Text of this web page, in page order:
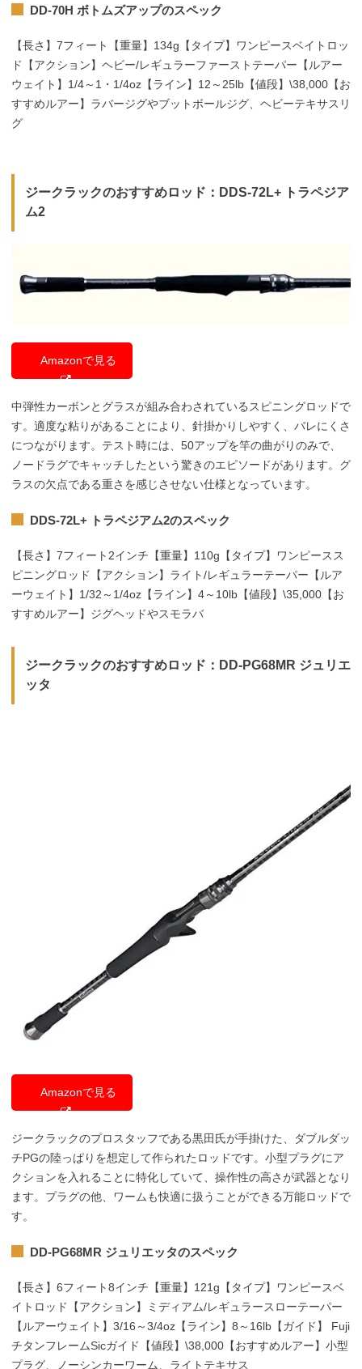
DD-70H ボトムズアップのスペック
【長さ】7フィート【重量】134g【タイプ】ワンピースベイトロッ
ド【アクション】ヘビー/レギュラーファーストテーパー【ルアー
ウェイト】1/4～1・1/4oz【ライン】12～25lb【値段】\38,000【お
すすめルアー】ラバージグやブットボールジグ、ヘビーテキサスリ
グ
ジークラックのおすすめロッド：DDS-72L+ トラペジア
ム2
Amazonで見る
中弾性カーボンとグラスが組み合わされているスピニングロッドで
す。適度な粘りがあることにより、針掛かりしやすく、バレにくさ
につながります。テスト時には、50アップを竿の曲がりのみで、
ノードラグでキャッチしたという驚きのエピソードがあります。グ
ラスの欠点である重さを感じさせない仕様となっています。
DDS-72L+ トラペジアム2のスペック
【長さ】7フィート2インチ【重量】110g【タイプ】ワンピースス
ピニングロッド【アクション】ライト/レギュラーテーパー【ルア
ーウェイト】1/32～1/4oz【ライン】4～10lb【値段】\35,000【お
すすめルアー】ジグヘッドやスモラバ
ジークラックのおすすめロッド：DD-PG68MR ジュリエ
ッタ
Amazonで見る
ジークラックのプロスタッフである黒田氏が手掛けた、ダブルダッ
チPGの陸っぱりを想定して作られたロッドです。小型プラグにア
クションを入れることに特化していて、操作性の高さが武器となり
ます。プラグの他、ワームも快適に扱うことができる万能ロッドで
す。
DD-PG68MR ジュリエッタのスペック
【長さ】6フィート8インチ【重量】121g【タイプ】ワンピースベ
イトロッド【アクション】ミディアム/レギュラースローテーパー
【ルアーウェイト】3/16～3/4oz【ライン】8～16lb【ガイド】 Fuji
チタンフレームSicガイド【値段】\38,000【おすすめルアー】小型
プラグ、ノーシンカーワーム、ライトテキサス